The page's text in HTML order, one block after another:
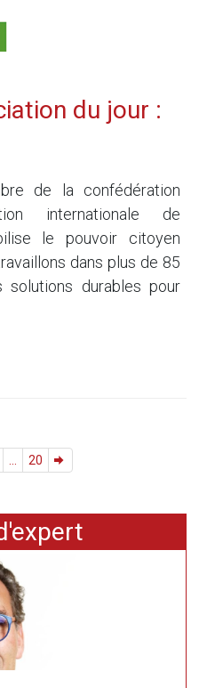
du jour :
de la confédération
internationale de
le pouvoir citoyen
dans plus de 85
durables pour
20